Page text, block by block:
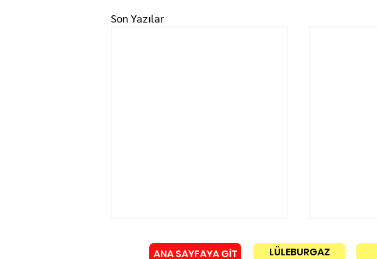
Son Yazılar
ANA SAYFAYA GİT LÜLEBURGAZ